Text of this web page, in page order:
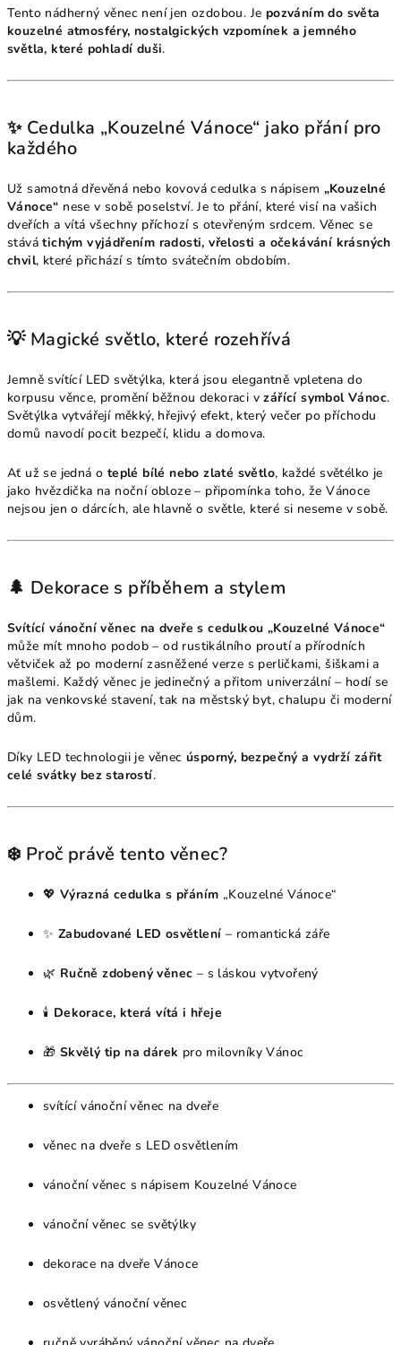
Tento nádherný věnec není jen ozdobou. Je pozváním do světa
kouzelné atmosféry, nostalgických vzpomínek a jemného
světla, které pohladí duši.
✨ Cedulka „Kouzelné Vánoce“ jako přání pro
každého
Už samotná dřevěná nebo kovová cedulka s nápisem „Kouzelné
Vánoce“ nese v sobě poselství. Je to přání, které visí na vašich
dveřích a vítá všechny příchozí s otevřeným srdcem. Věnec se
stávátichým vyjádřením radosti, vřelosti a očekávání krásných
chvil, které přichází s tímto svátečním obdobím.
💡 Magické světlo, které rozehřívá
Jemně svítící LED světýlka, která jsou elegantně vpletena do
korpusu věnce, promění běžnou dekoraci vzářící symbol Vánoc.
Světýlka vytvářejí měkký, hřejivý efekt, který večer po příchodu
domů navodí pocit bezpečí, klidu a domova.
Ať už se jedná o teplé bílé nebo zlaté světlo, každé světélko je
jako hvězdička na noční obloze – připomínka toho, že Vánoce
nejsou jen o dárcích, ale hlavně o světle, které si neseme v sobě.
🌲 Dekorace s příběhem a stylem
Svítící vánoční věnec na dveře s cedulkou „Kouzelné Vánoce“
může mít mnoho podob – od rustikálního proutí a přírodních
větviček až po moderní zasněžené verze s perličkami, šiškami a
mašlemi. Každý věnec je jedinečný a přitom univerzální – hodí se
jak na venkovské stavení, tak na městský byt, chalupu či moderní
dům.
Díky LED technologii je věnec úsporný, bezpečný a vydrží zářit
celé svátky bez starostí.
❄️ Proč právě tento věnec?
💖 Výrazná cedulka s přáním „Kouzelné Vánoce“
✨ Zabudované LED osvětlení – romantická záře
🌿 Ručně zdobený věnec – s láskou vytvořený
🕯 Dekorace, která vítá i hřeje
🎁 Skvělý tip na dárek pro milovníky Vánoc
svítící vánoční věnec na dveře
věnec na dveře s LED osvětlením
vánoční věnec s nápisem Kouzelné Vánoce
vánoční věnec se světýlky
dekorace na dveře Vánoce
osvětlený vánoční věnec